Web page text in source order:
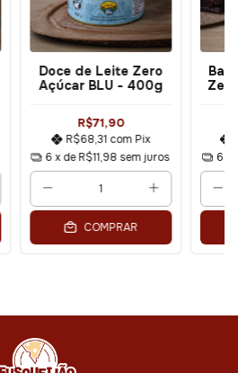
Doce de Leite Zero
Açúcar BLU - 400g
R$71,90
R$68,31 com Pix
6 x deR$11,98 sem juros
COMPRAR
6